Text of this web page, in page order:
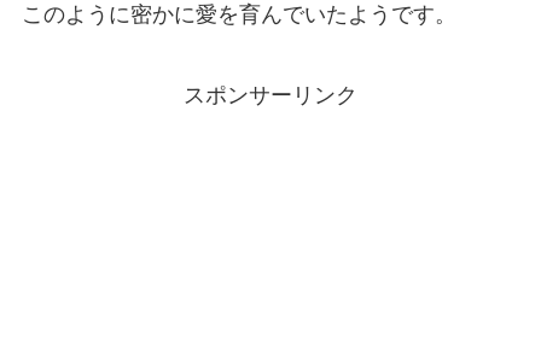
このように密かに愛を育んでいたようです。
スポンサーリンク